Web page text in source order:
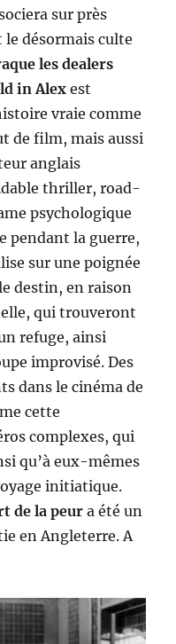
sur près
désormais culte
les dealers
in Alex est
vraie comme
de film, mais aussi
anglais
thriller, road-
psychologique
pendant la guerre,
sur une poignée
destin, en raison
qui trouveront
refuge, ainsi
improvisé. Des
dans le cinéma de
cette
complexes, qui
qu’à eux-mêmes
initiatique.
de la peur a été un
en Angleterre. A